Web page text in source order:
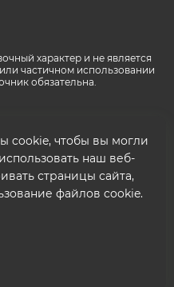
характер и не является
частичном использовании
обязательна.
cookie, чтобы вы могли
наш веб-
страницы сайта,
файлов cookie.